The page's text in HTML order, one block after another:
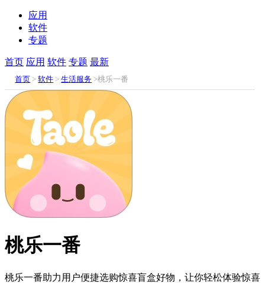
应用
软件
专题
首页 应用 软件 专题 最新
首页 >软件 >生活服务 >桃乐一番
桃乐一番
桃乐一番助力用户便捷选购惊喜盲盒好物，让你轻松体验惊喜